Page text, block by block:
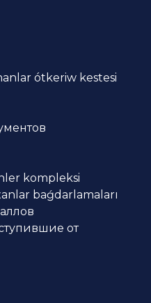
ótkeriw kestesi
kompleksi
baǵdarlamaları
от